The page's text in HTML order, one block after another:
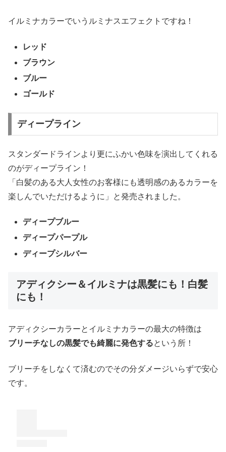
イルミナカラーでいうルミナスエフェクトですね！
レッド
ブラウン
ブルー
ゴールド
ディープライン
スタンダードラインより更にふかい色味を演出してくれる
のがディープライン！
「白髪のある大人女性のお客様にも透明感のあるカラーを
楽しんでいただけるように」と発売されました。
ディープブルー
ディープパープル
ディープシルバー
アディクシー＆イルミナは黒髪にも！白髪
にも！
アディクシーカラーとイルミナカラーの最大の特徴は
ブリーチなしの黒髪でも綺麗に発色するという所！
ブリーチをしなくて済むのでその分ダメージいらずで安心
です。